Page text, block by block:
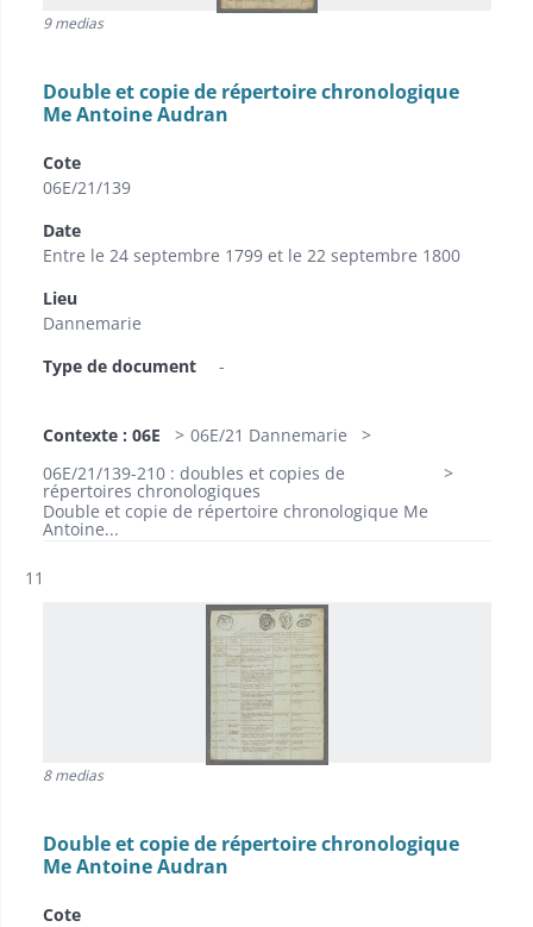
9 medias
Double et copie de répertoire chronologique
Me Antoine Audran
Cote
06E/21/139
Date
Entre le 24 septembre 1799 et le 22 septembre 1800
Lieu
Dannemarie
Type de document
-
Contexte : 06E
06E/21 Dannemarie
06E/21/139-210 : doubles et copies de
répertoires chronologiques
Double et copie de répertoire chronologique Me
Antoine...
Résultat n°
11
8 medias
Double et copie de répertoire chronologique
Me Antoine Audran
Cote